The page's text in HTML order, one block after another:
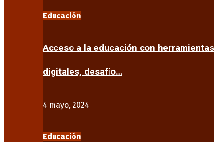
Educación
Acceso a la educación con herramientas
digitales, desafío…
4 mayo, 2024
Educación